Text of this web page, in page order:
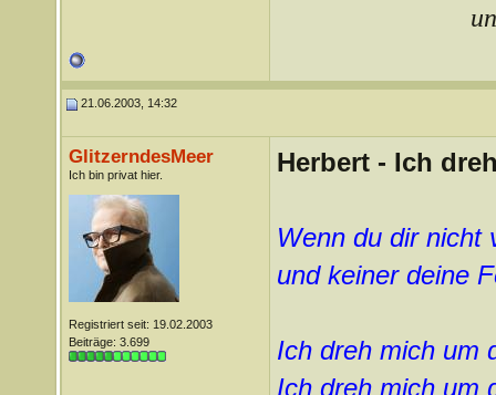
21.06.2003, 14:32
GlitzerndesMeer
Ich bin privat hier.
Registriert seit: 19.02.2003
Beiträge: 3.699
Herbert - Ich
Wenn du dir nicht
und keiner deine
Ich dreh mich um
Ich dreh mich um